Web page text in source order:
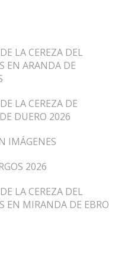
LA CEREZA DEL
EN ARANDA DE
LA CEREZA DE
DUERO 2026
IMÁGENES
2026
LA CEREZA DEL
EN MIRANDA DE EBRO